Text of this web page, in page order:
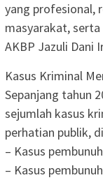
yang profesional,
masyarakat, serta
AKBP Jazuli Dani
Kasus Kriminal
Sepanjang tahun
sejumlah kasus
perhatian publik,
– Kasus
– Kasus